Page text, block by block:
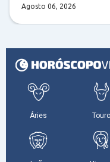
Agosto 06, 2026